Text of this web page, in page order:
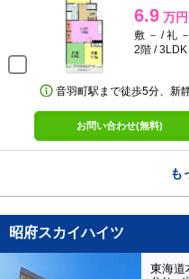
6.9 万円
敷 － / 礼 －
2階 / 3LDK
音羽町駅まで徒歩5分、新
お問い合わせ(無料)
も
昭府スカイハイツ
東海道